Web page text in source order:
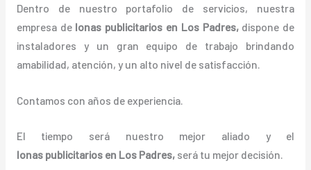
Dentro de nuestro portafolio de servicios, nuestra
empresa de lonas publicitarios en Los Padres,dispone de
instaladores y un gran equipo de trabajo brindando
amabilidad, atención, y un alto nivel de satisfacción.
Contamos con años de experiencia.
El tiempo será nuestro mejor aliado y el
lonas publicitariosen Los Padres, será tu mejor decisión.